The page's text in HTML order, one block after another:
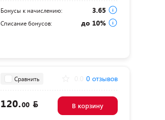
Бонусы к начислению: 3.65
Списание бонусов: до 10%
Сравнить 0 отзывов
120.00 В корзину